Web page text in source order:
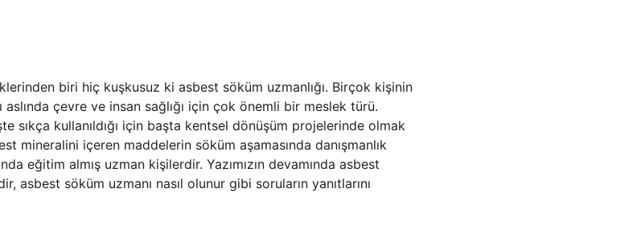
biri hiç kuşkusuz ki asbest söküm uzmanlığı. Birçok kişinin
çevre ve insan sağlığı için çok önemli bir meslek türü.
sıkça kullanıldığı için başta kentsel dönüşüm projelerinde olmak
mineralini içeren maddelerin söküm aşamasında danışmanlık
eğitim almış uzman kişilerdir. Yazımızın devamında asbest
asbest söküm uzmanı nasıl olunur gibi soruların yanıtlarını